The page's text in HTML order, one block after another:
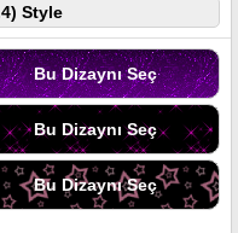
Style
Bu Dizaynı Seç
Bu Dizaynı Seç
Bu Dizaynı Seç